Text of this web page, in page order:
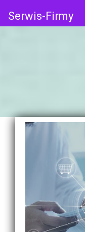
Serwis-Firmy